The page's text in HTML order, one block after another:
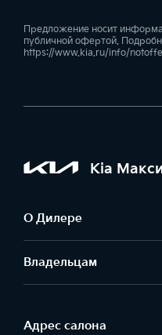
Предложение носит
публичной офертой.
https://www.kia.ru/info/
Kia
О Дилере
Владельцам
Адрес салонa